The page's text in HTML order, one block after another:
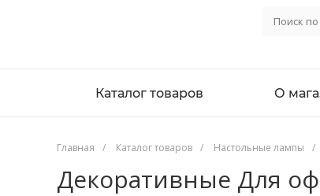
Каталог товаров О
Главная / Каталог товаров / Настольные лампы /
Декоративные Для